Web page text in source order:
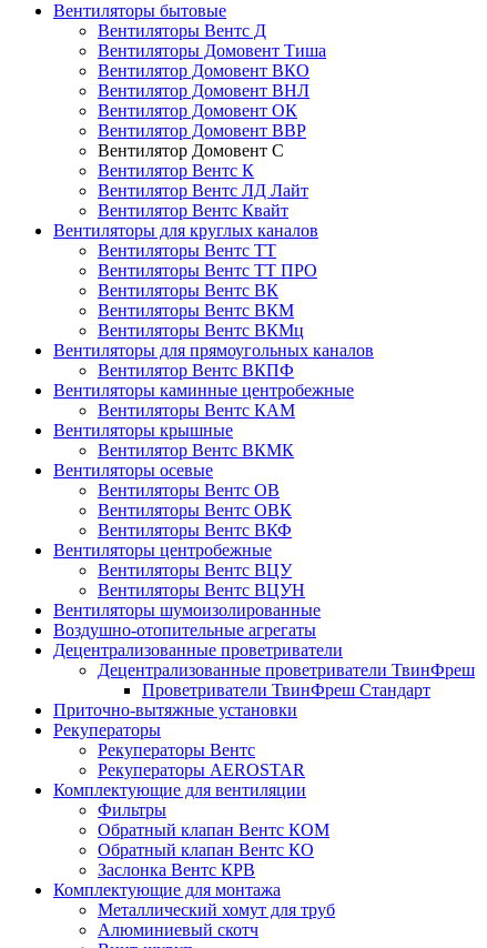
Вентиляторы бытовые
Вентиляторы Вентс Д
Вентиляторы Домовент Тиша
Вентилятор Домовент ВКО
Вентилятор Домовент ВНЛ
Вентилятор Домовент ОК
Вентилятор Домовент ВВР
Вентилятор Домовент С
Вентилятор Вентс К
Вентилятор Вентс ЛД Лайт
Вентилятор Вентс Квайт
Вентиляторы для круглых каналов
Вентиляторы Вентс ТТ
Вентиляторы Вентс ТТ ПРО
Вентиляторы Вентс ВК
Вентиляторы Вентс ВКМ
Вентиляторы Вентс ВКМц
Вентиляторы для прямоугольных каналов
Вентилятор Вентс ВКПФ
Вентиляторы каминные центробежные
Вентиляторы Вентс КАМ
Вентиляторы крышные
Вентилятор Вентс ВКМК
Вентиляторы осевые
Вентиляторы Вентс ОВ
Вентиляторы Вентс ОВК
Вентиляторы Вентс ВКФ
Вентиляторы центробежные
Вентиляторы Вентс ВЦУ
Вентиляторы Вентс ВЦУН
Вентиляторы шумоизолированные
Воздушно-отопительные агрегаты
Децентрализованные проветриватели
Децентрализованные проветриватели ТвинФреш
Проветриватели ТвинФреш Стандарт
Приточно-вытяжные установки
Рекуператоры
Рекуператоры Вентс
Рекуператоры AEROSTAR
Комплектующие для вентиляции
Фильтры
Обратный клапан Вентс КОМ
Обратный клапан Вентс КО
Заслонка Вентс КРВ
Комплектующие для монтажа
Металлический хомут для труб
Алюминиевый скотч